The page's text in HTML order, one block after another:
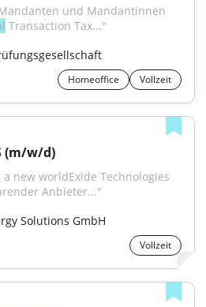
und Mandantinnen
Transaction Tax..."
Homeoffice Vollzeit
(m/w/d)
new worldExide Technologies
Anbieter..."
Solutions GmbH
Vollzeit